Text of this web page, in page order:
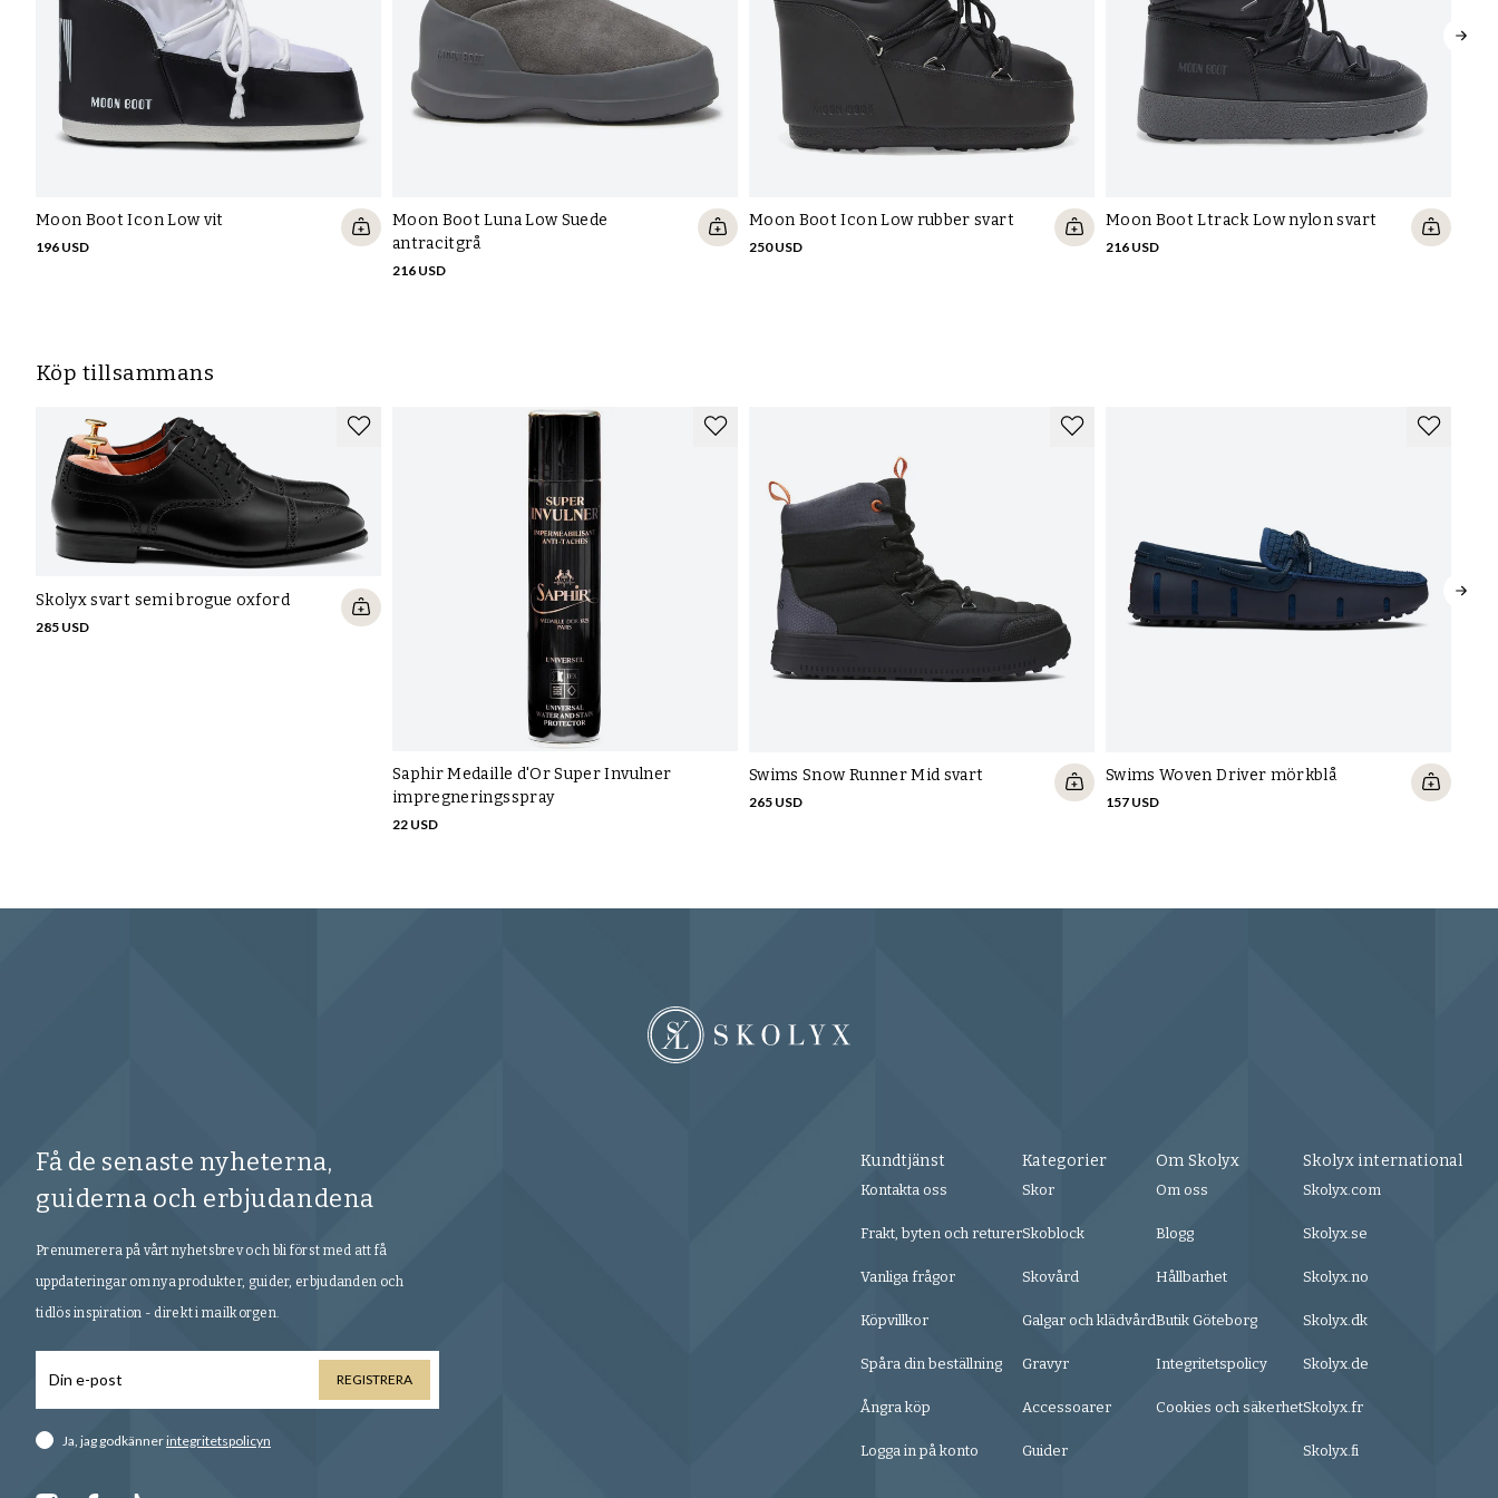
Läs mer om dessa steg i den här guiden.
Moon Boot Icon Low vit
196 USD
Moon Boot Luna Low Suede
antracitgrå
216 USD
Moon Boot Icon Low rubber svart
250 USD
Moon Boot Ltrack Low nylon svart
216 USD
Köp tillsammans
Skolyx svart semi brogue oxford
285 USD
Saphir Medaille d'Or Super Invulner
impregneringsspray
22 USD
Swims Snow Runner Mid svart
265 USD
Swims Woven Driver mörkblå
157 USD
Få de senaste nyheterna,
guiderna och erbjudandena
Prenumerera på vårt nyhetsbrev och bli först med att få
uppdateringar om nya produkter, guider, erbjudanden och
tidlös inspiration - direkt i mailkorgen.
REGISTRERA
Ja, jag godkännerintegritetspolicyn
Kundtjänst
Kontakta oss
Frakt, byten och returer
Vanliga frågor
Köpvillkor
Spåra din beställning
Ångra köp
Logga in på konto
Kategorier
Skor
Skoblock
Skovård
Galgar och klädvård
Gravyr
Accessoarer
Guider
Om Skolyx
Om oss
Blogg
Hållbarhet
Butik Göteborg
Integritetspolicy
Cookies och säkerhet
Skolyx international
Skolyx.com
Skolyx.se
Skolyx.no
Skolyx.dk
Skolyx.de
Skolyx.fr
Skolyx.fi